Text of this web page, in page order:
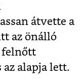
átvette a
az önálló
felnőtt
az alapja lett.